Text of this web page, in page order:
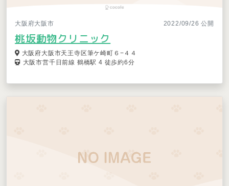
大阪府大阪市 2022/09/26 公開
桃坂動物クリニック
大阪府大阪市天王寺区筆ケ崎町６−４４
大阪市営千日前線 鶴橋駅 4 徒歩約6分